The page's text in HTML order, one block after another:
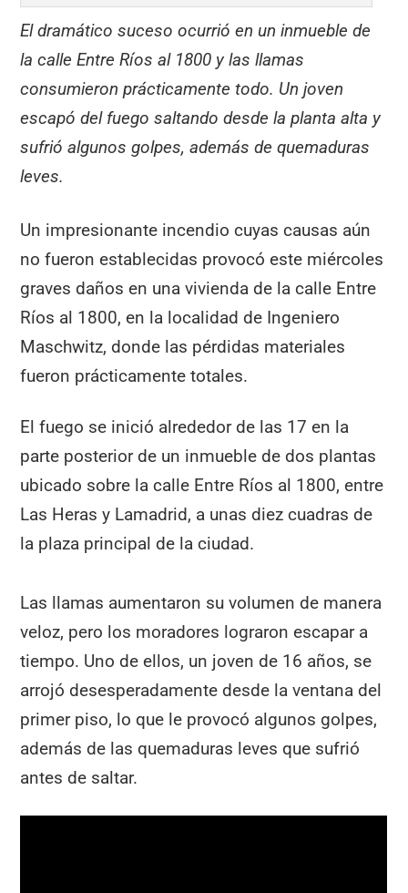
El dramático suceso ocurrió en un inmueble de
la calle Entre Ríos al 1800 y las llamas
consumieron prácticamente todo. Un joven
escapó del fuego saltando desde la planta alta y
sufrió algunos golpes, además de quemaduras
leves.
Un impresionante incendio cuyas causas aún
no fueron establecidas provocó este miércoles
graves daños en una vivienda de la calle Entre
Ríos al 1800, en la localidad de Ingeniero
Maschwitz, donde las pérdidas materiales
fueron prácticamente totales.
El fuego se inició alrededor de las 17 en la
parte posterior de un inmueble de dos plantas
ubicado sobre la calle Entre Ríos al 1800, entre
Las Heras y Lamadrid, a unas diez cuadras de
la plaza principal de la ciudad.
Las llamas aumentaron su volumen de manera
veloz, pero los moradores lograron escapar a
tiempo. Uno de ellos, un joven de 16 años, se
arrojó desesperadamente desde la ventana del
primer piso, lo que le provocó algunos golpes,
además de las quemaduras leves que sufrió
antes de saltar.